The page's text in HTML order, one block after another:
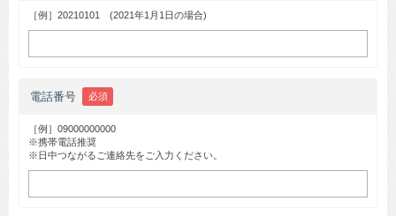
［例］20210101 (2021年1月1日の場合)
電話番号 必須
［例］09000000000
※携帯電話推奨
※日中つながるご連絡先をご入力ください。